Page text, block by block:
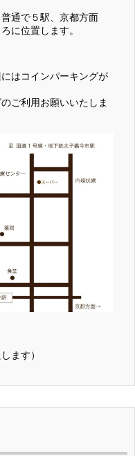
通で５駅、京都方面
に位置します。
はコインパーキングが
ご利用お願いいたしま
ます）